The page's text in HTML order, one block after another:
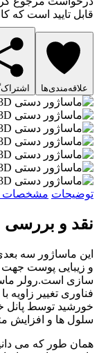
قابل تایید است که
علاقه‌مندی‌ها
توضیحات مشخصات
نقد و بررسی
این ماساژور سه
و زیبایی پوست
فناوری تغییر زاویه
خورشید توسط
سلول ها و افزایش
همان طور که می